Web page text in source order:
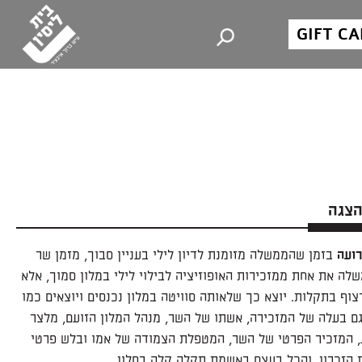
GIFT
בזמן שהממשלה מזומנת לדיון לילי בעניין סבוך, מזמן שר
את אחת ממזכירות האופוזיציה לבילוי לילי במלון סמוך, אלא
בתקלות. יוצא כך שלאותה סוויטה במלון נכנסים ויוצאים כמו
בעלה של המזכירה, אשתו של השר, מנהל המלון הזועם, מלצר
המזכיר הפרטי של השר, המטפלת הצמודה של אמו ובלש פרטי